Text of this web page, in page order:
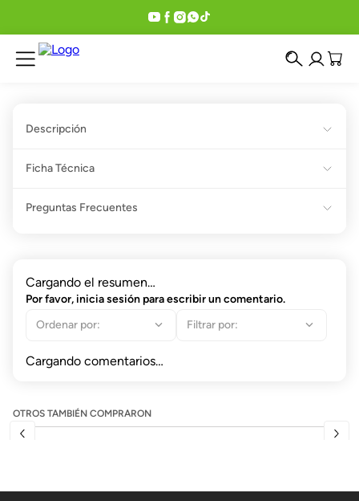
Descripción
Ficha Técnica
Preguntas Frecuentes
Cargando el resumen…
Por favor, inicia sesión para escribir un comentario.
Cargando comentarios…
OTROS TAMBIÉN COMPRARON